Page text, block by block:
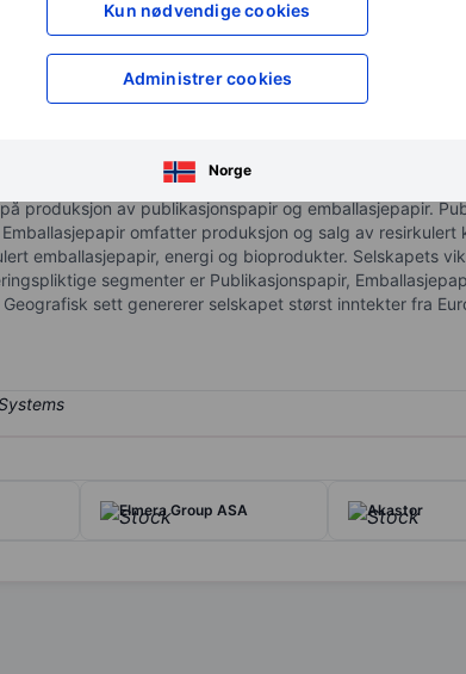
Kun nødvendige cookies
Administrer cookies
Norge
XXXXXXX
XXXXXXX
XXXXXXX
Åpne konto for å få
produksjon av publikasjonspapir og emballasjepapir.
omfatter produksjon og salg av
emballasjepapir, energi og bioprodukter. Selskapets
segmenter er Publikasjonspapir,
sett genererer selskapet størst inntekter fra
Elmera Group ASA Akastor